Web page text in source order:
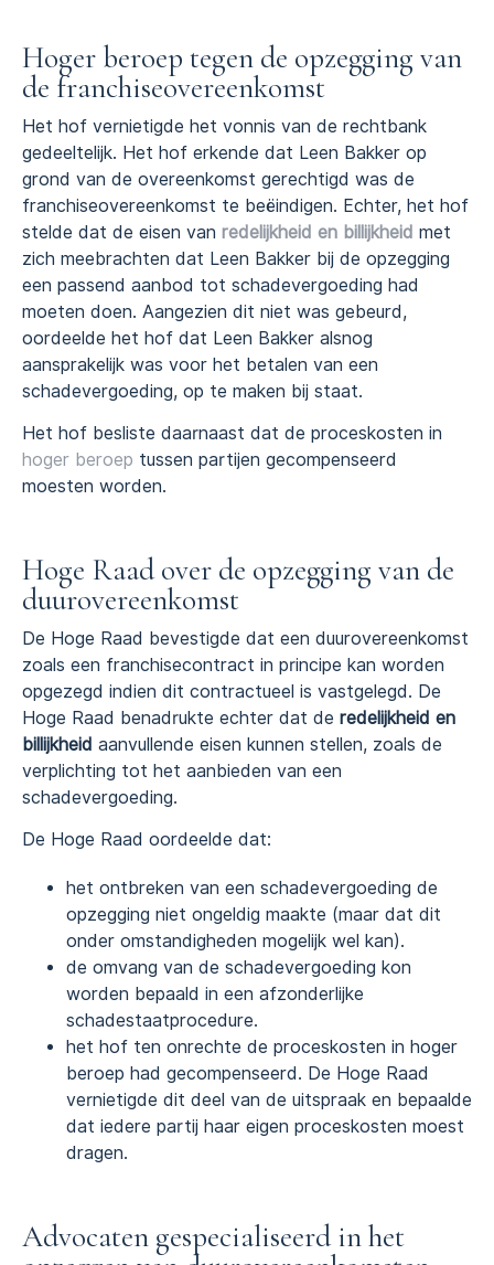
Hoger beroep tegen de opzegging van
de franchiseovereenkomst
Het hof vernietigde het vonnis van de rechtbank
gedeeltelijk. Het hof erkende dat Leen Bakker op
grond van de overeenkomst gerechtigd was de
franchiseovereenkomst te beëindigen. Echter, het hof
stelde dat de eisen van redelijkheid en billijkheid met
zich meebrachten dat Leen Bakker bij de opzegging
een passend aanbod tot schadevergoeding had
moeten doen. Aangezien dit niet was gebeurd,
oordeelde het hof dat Leen Bakker alsnog
aansprakelijk was voor het betalen van een
schadevergoeding, op te maken bij staat.
Het hof besliste daarnaast dat de proceskosten in
hoger beroep tussen partijen gecompenseerd
moesten worden.
Hoge Raad over de opzegging van de
duurovereenkomst
De Hoge Raad bevestigde dat een duurovereenkomst
zoals een franchisecontract in principe kan worden
opgezegd indien dit contractueel is vastgelegd. De
Hoge Raad benadrukte echter dat de redelijkheid en
billijkheid aanvullende eisen kunnen stellen, zoals de
verplichting tot het aanbieden van een
schadevergoeding.
De Hoge Raad oordeelde dat:
het ontbreken van een schadevergoeding de
opzegging niet ongeldig maakte (maar dat dit
onder omstandigheden mogelijk wel kan).
de omvang van de schadevergoeding kon
worden bepaald in een afzonderlijke
schadestaatprocedure.
het hof ten onrechte de proceskosten in hoger
beroep had gecompenseerd. De Hoge Raad
vernietigde dit deel van de uitspraak en bepaalde
dat iedere partij haar eigen proceskosten moest
dragen.
Advocaten gespecialiseerd in het